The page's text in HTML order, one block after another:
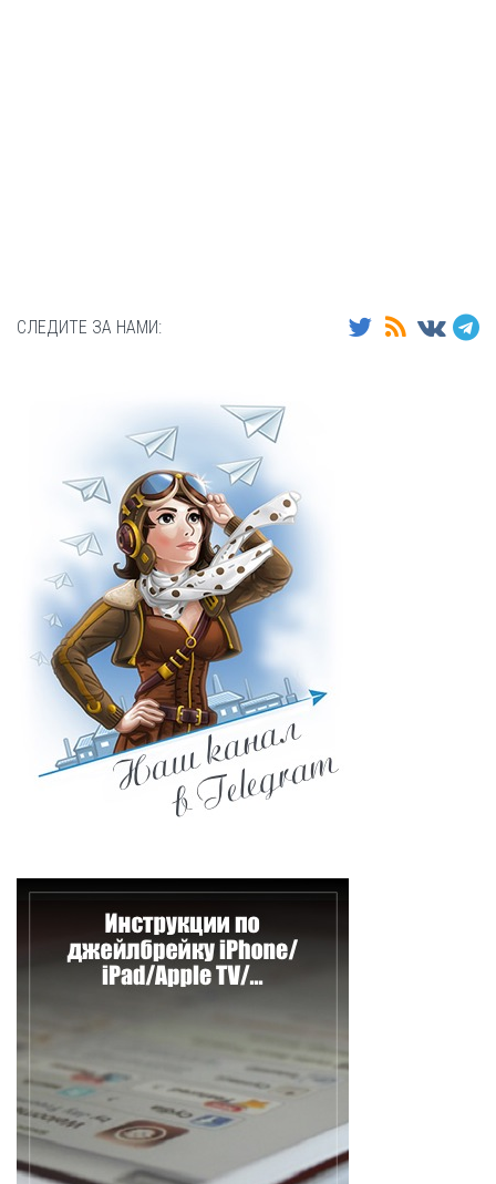
СЛЕДИТЕ ЗА НАМИ: